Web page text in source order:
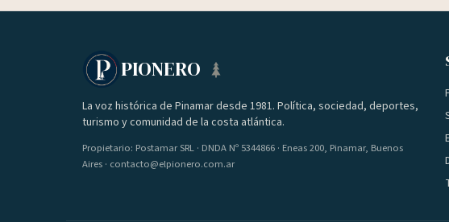
PIONERO
La voz histórica de Pinamar desde 1981. Política, sociedad, deportes,
turismo y comunidad de la costa atlántica.
Propietario: Postamar SRL · DNDA Nº 5344866 · Eneas 200, Pinamar, Buenos
Aires · contacto@elpionero.com.ar